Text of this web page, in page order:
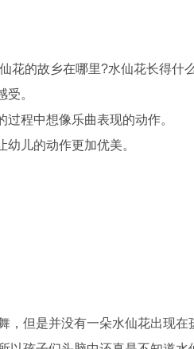
的故乡在哪里?水仙花长得什
。
程中想像乐曲表现的动作。
儿的动作更加优美。
但是并没有一朵水仙花出现在